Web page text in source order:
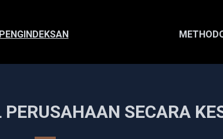
PERUSAHAAN SECARA